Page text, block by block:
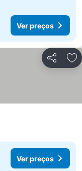
Ver preços
Partilhar
Ver preços